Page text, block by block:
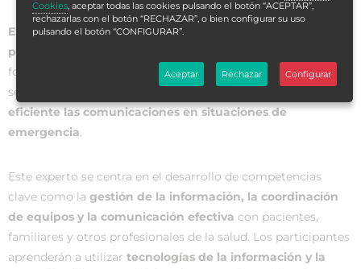
El Experto Universitario en Comunicación y Coordinación
para Técnicos en Tele-Emergencias
formación avanzada que proporciona a los profesionales del
sector las habilidades necesarias para
eficiente las comunicaciones en situaciones de
emergencia.
Este experto se centra en el desarrollo de competencias
clave como la gestión de la información, la coordinación
de equipos y la comunicación efectiva con pacientes,
familiares y otros profesionales de la salud. Los participantes
aprenderán a utilizar tecnologías de la información y la
Cookies, aceptar todas las cookies pulsando el botón “ACEPTAR”,
rechazarlas con el botón “RECHAZAR”, o bien configurar su uso
pulsando el botón “CONFIGURAR”.
Aceptar Rechazar Configurar